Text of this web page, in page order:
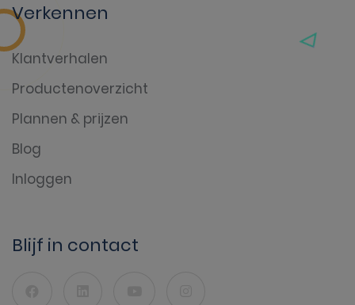
Verkennen
Klantverhalen
Productenoverzicht
Plannen & prijzen
Blog
Inloggen
Blijf in contact